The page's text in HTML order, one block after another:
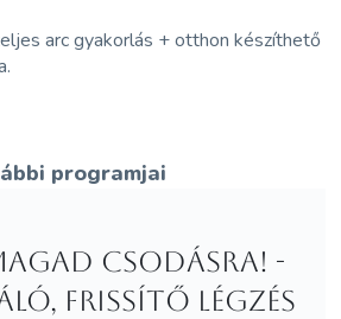
arc gyakorlás + otthon készíthető
programjai
csodásra! -
frissítő légzés